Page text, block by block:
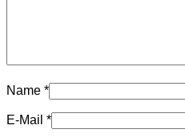
Name *
E-Mail *